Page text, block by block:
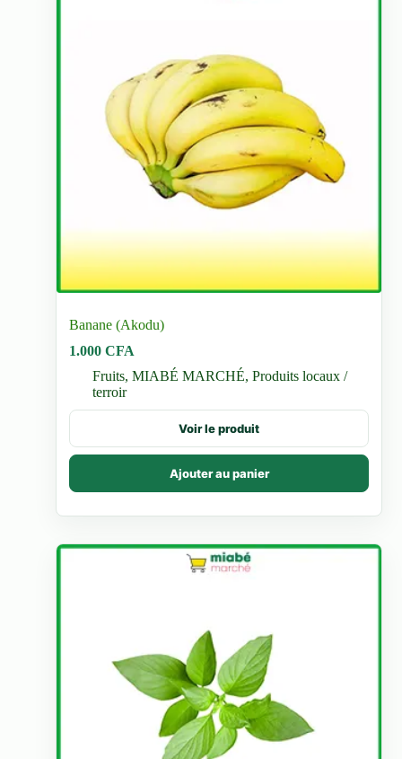
Banane (Akodu)
1.000CFA
Fruits,MIABÉ MARCHÉ,Produits locaux /
terroir
Voir le produit
Ajouter au panier